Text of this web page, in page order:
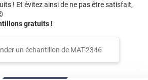
! Et évitez ainsi de ne pas être satisfait,
gratuits !
un échantillon de MAT-2346